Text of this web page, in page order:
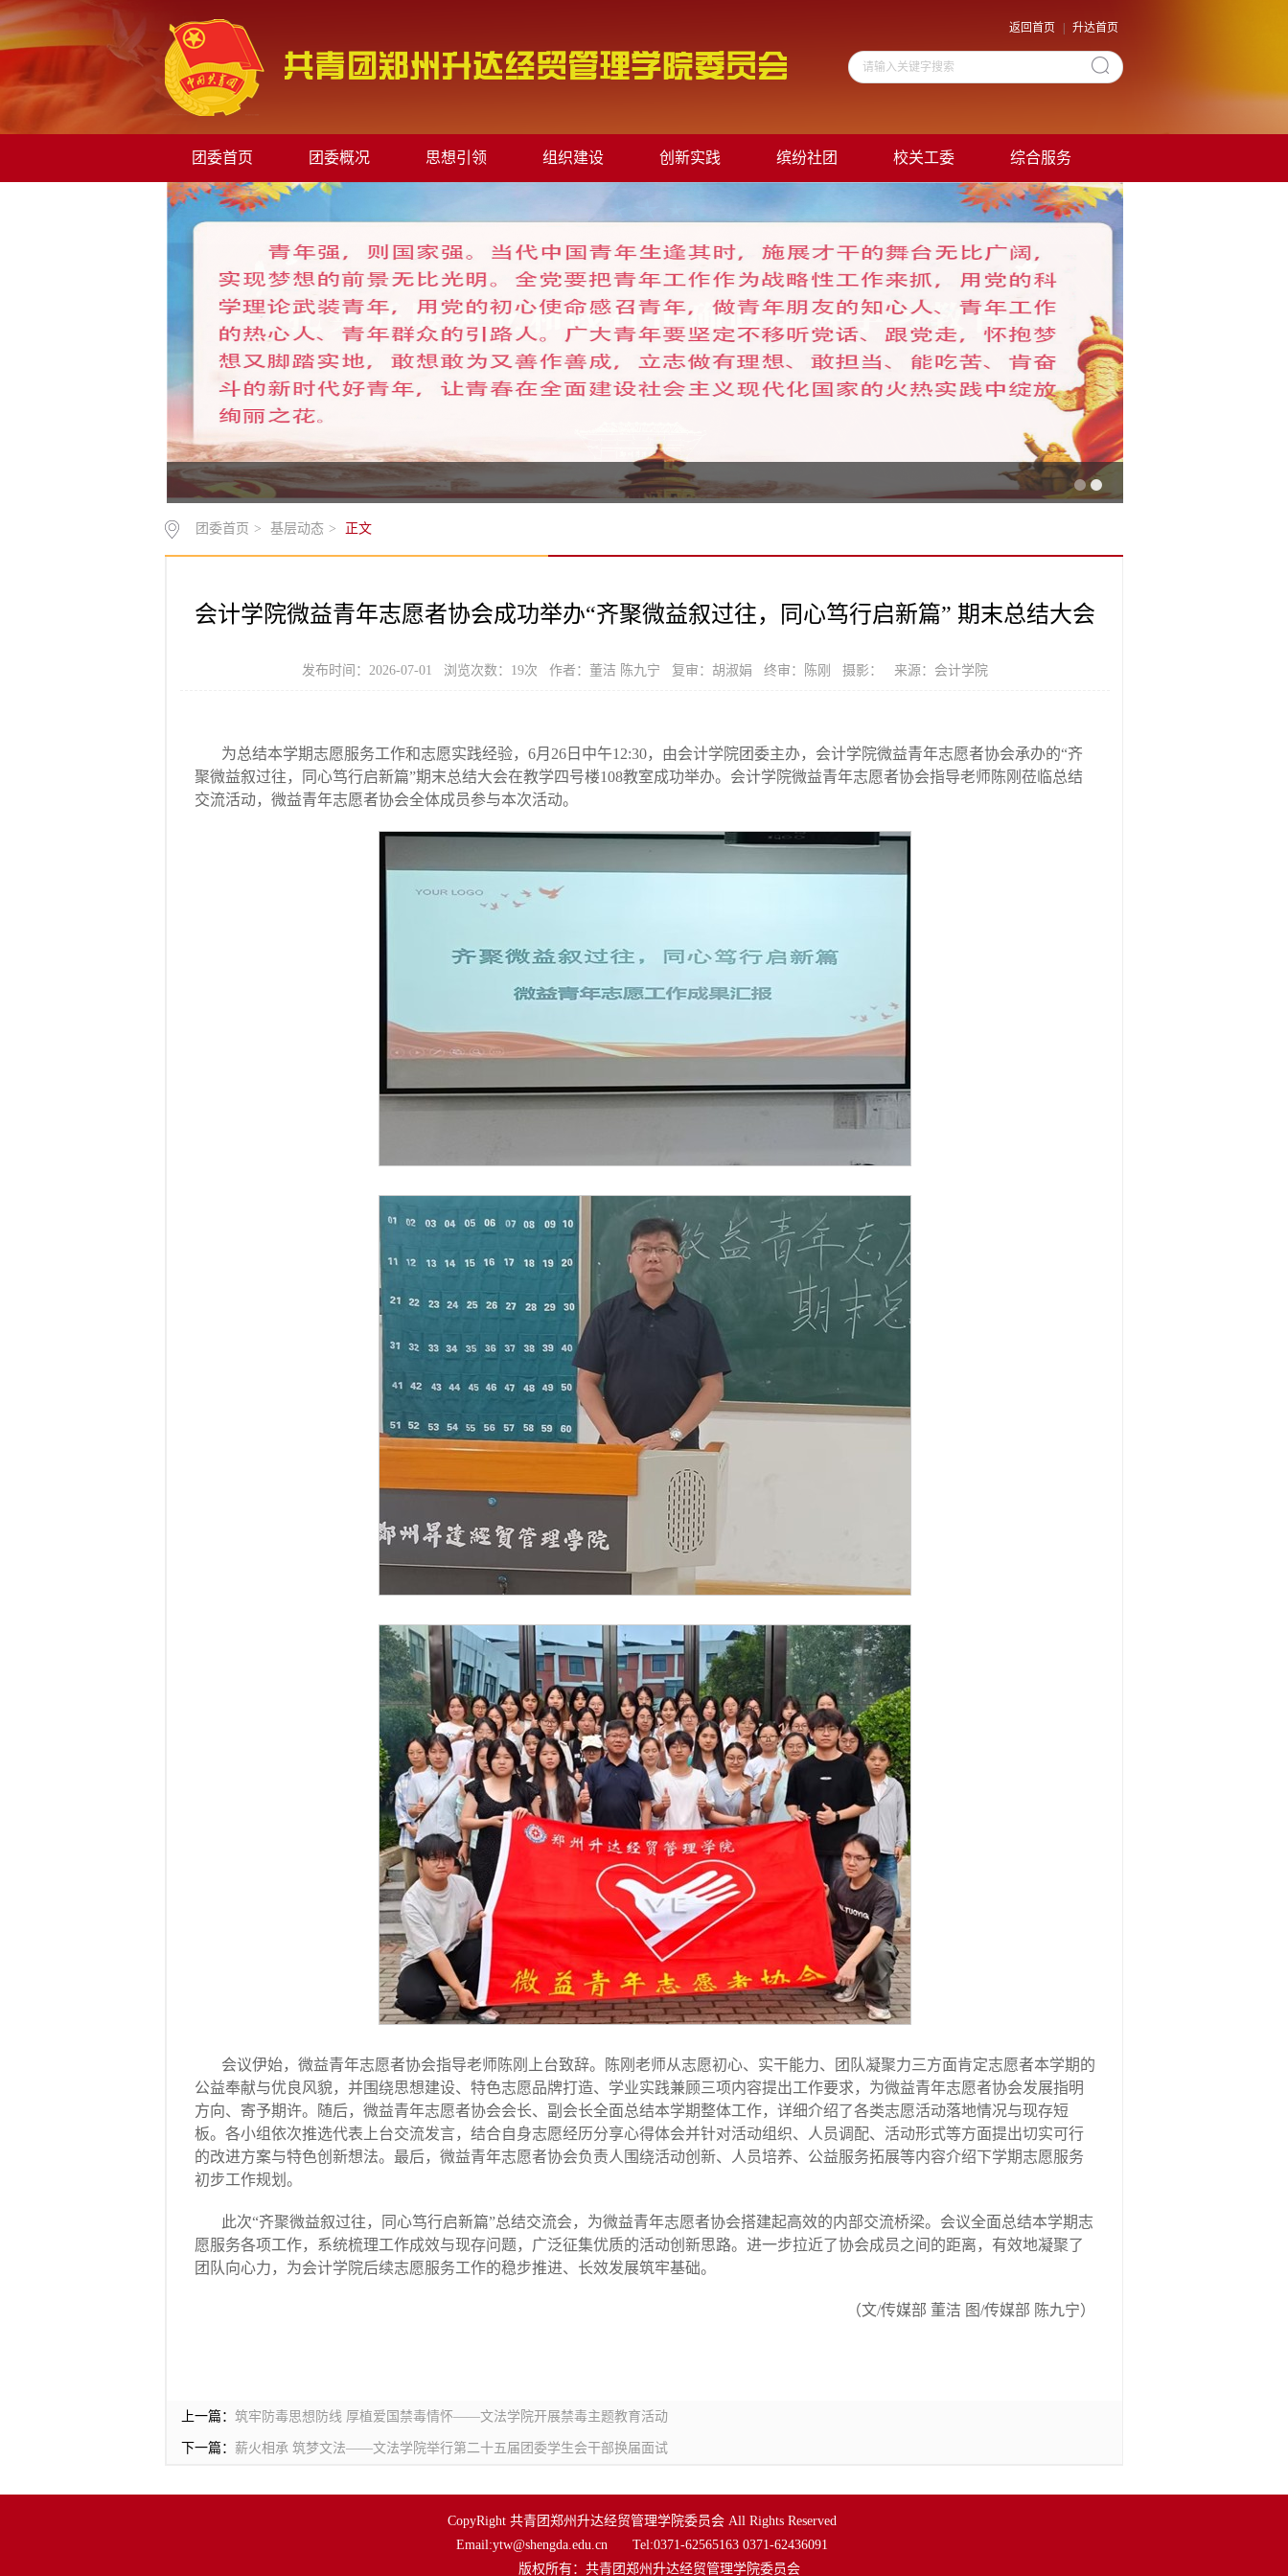
返回首页 升达首页
团委首页 团委概况 思想引领 组织建设 创新实践 缤纷社团 校关工委 综合服务
团委首页 > 基层动态 > 正文
会计学院微益青年志愿者协会成功举办“齐聚微益叙过往，同心笃行启新篇” 期末总结大会
发布时间：2026-07-01 浏览次数： 19次 作者：董洁 陈九宁 复审：胡淑娟 终审：陈刚 摄影： 来源：会计学院
为总结本学期志愿服务工作和志愿实践经验，6月26日中午12:30，由会计学院团委主办，会计学院微益青年志愿者协会承办的“齐
聚微益叙过往，同心笃行启新篇”期末总结大会在教学四号楼108教室成功举办。会计学院微益青年志愿者协会指导老师陈刚莅临总结
交流活动，微益青年志愿者协会全体成员参与本次活动。
会议伊始，微益青年志愿者协会指导老师陈刚上台致辞。陈刚老师从志愿初心、实干能力、团队凝聚力三方面肯定志愿者本学期的
公益奉献与优良风貌，并围绕思想建设、特色志愿品牌打造、学业实践兼顾三项内容提出工作要求，为微益青年志愿者协会发展指明
方向、寄予期许。随后，微益青年志愿者协会会长、副会长全面总结本学期整体工作，详细介绍了各类志愿活动落地情况与现存短
板。各小组依次推选代表上台交流发言，结合自身志愿经历分享心得体会并针对活动组织、人员调配、活动形式等方面提出切实可行
的改进方案与特色创新想法。最后，微益青年志愿者协会负责人围绕活动创新、人员培养、公益服务拓展等内容介绍下学期志愿服务
初步工作规划。
此次“齐聚微益叙过往，同心笃行启新篇”总结交流会，为微益青年志愿者协会搭建起高效的内部交流桥梁。会议全面总结本学期志
愿服务各项工作，系统梳理工作成效与现存问题，广泛征集优质的活动创新思路。进一步拉近了协会成员之间的距离，有效地凝聚了
团队向心力，为会计学院后续志愿服务工作的稳步推进、长效发展筑牢基础。
（文/传媒部 董洁 图/传媒部 陈九宁）
上一篇： 筑牢防毒思想防线 厚植爱国禁毒情怀——文法学院开展禁毒主题教育活动
下一篇： 薪火相承 筑梦文法——文法学院举行第二十五届团委学生会干部换届面试
CopyRight 共青团郑州升达经贸管理学院委员会 All Rights Reserved
Email:ytw@shengda.edu.cn   　Tel:0371-62565163 0371-62436091
版权所有：共青团郑州升达经贸管理学院委员会